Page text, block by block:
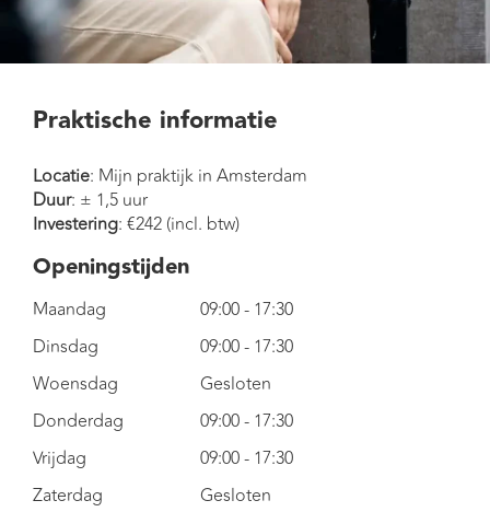
Praktische informatie
Locatie: Mijn praktijk in Amsterdam
Duur: ± 1,5 uur
Investering: €242 (incl. btw)
Openingstijden
Maandag
09:00 - 17:30
Dinsdag
09:00 - 17:30
Woensdag
Gesloten
Donderdag
09:00 - 17:30
Vrijdag
09:00 - 17:30
Zaterdag
Gesloten